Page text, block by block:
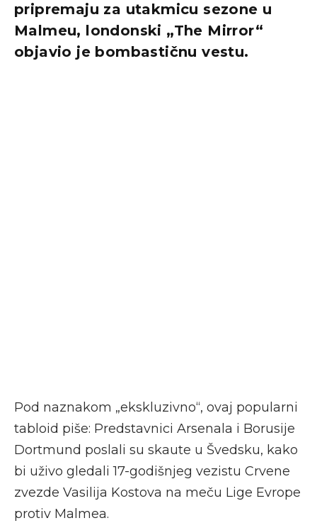
pripremaju za utakmicu sezone u
Malmeu, londonski „The Mirror“
objavio je bombastičnu vestu.
Pod naznakom „ekskluzivno“, ovaj popularni
tabloid piše: Predstavnici Arsenala i Borusije
Dortmund poslali su skaute u Švedsku, kako
bi uživo gledali 17-godišnjeg vezistu Crvene
zvezde Vasilija Kostova na meču Lige Evrope
protiv Malmea.